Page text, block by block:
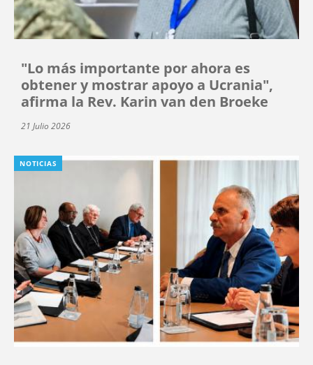
"Lo más importante por ahora es
obtener y mostrar apoyo a Ucrania",
afirma la Rev. Karin van den Broeke
21 Julio 2026
NOTICIAS